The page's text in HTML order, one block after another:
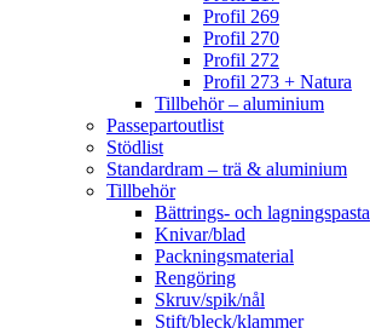
Profil 269
Profil 270
Profil 272
Profil 273 + Natura
Tillbehör – aluminium
Passepartoutlist
Stödlist
Standardram – trä & aluminium
Tillbehör
Bättrings- och lagningspasta
Knivar/blad
Packningsmaterial
Rengöring
Skruv/spik/nål
Stift/bleck/klammer